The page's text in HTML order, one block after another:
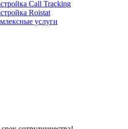
Call Tracking
Roistat
услуги